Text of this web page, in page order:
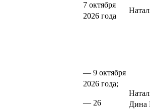
7 октября
2026 года
— 9 октября
2026 года;
— 26
Дина